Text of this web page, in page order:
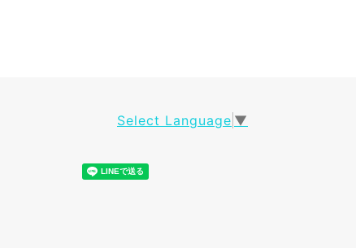
Select Language ▼